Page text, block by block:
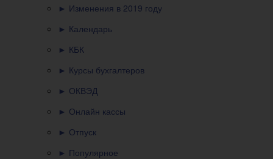
► Изменения в 2019 году
► Календарь
► КБК
► Курсы бухгалтеров
► ОКВЭД
► Онлайн кассы
► Отпуск
► Популярное